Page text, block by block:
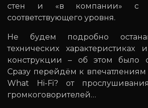
стен и «в компании» с
соответствующего уровня.
Не будем подробно
технических характеристиках
конструкции – об этом было
Сразу перейдём к впечатлениям
What Hi-Fi? от
громкоговорителей…